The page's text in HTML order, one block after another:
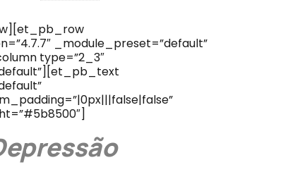
_module_preset=”default”
type=”2_3″